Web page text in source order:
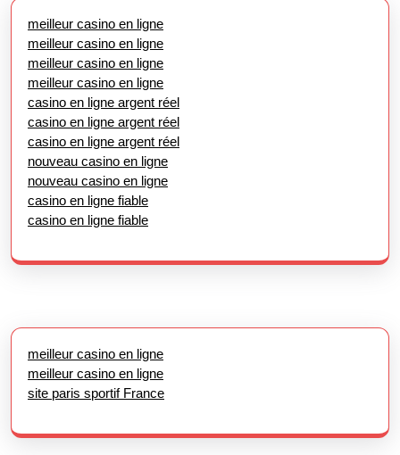
meilleur casino en ligne
meilleur casino en ligne
meilleur casino en ligne
meilleur casino en ligne
casino en ligne argent réel
casino en ligne argent réel
casino en ligne argent réel
nouveau casino en ligne
nouveau casino en ligne
casino en ligne fiable
casino en ligne fiable
meilleur casino en ligne
meilleur casino en ligne
site paris sportif France